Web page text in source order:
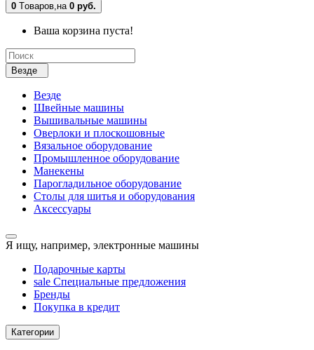
0 Tоваров,на 0 руб.
Ваша корзина пуста!
Везде
Везде
Швейные машины
Вышивальные машины
Оверлоки и плоскошовные
Вязальное оборудование
Промышленное оборудование
Манекены
Парогладильное оборудование
Столы для шитья и оборудования
Аксессуары
Я ищу, например, электронные машины
Подарочные карты
sale Специальные предложения
Бренды
Покупка в кредит
Категории